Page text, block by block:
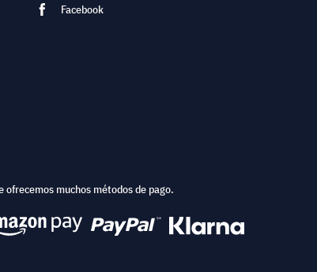
Facebook
ofrecemos muchos métodos de pago.